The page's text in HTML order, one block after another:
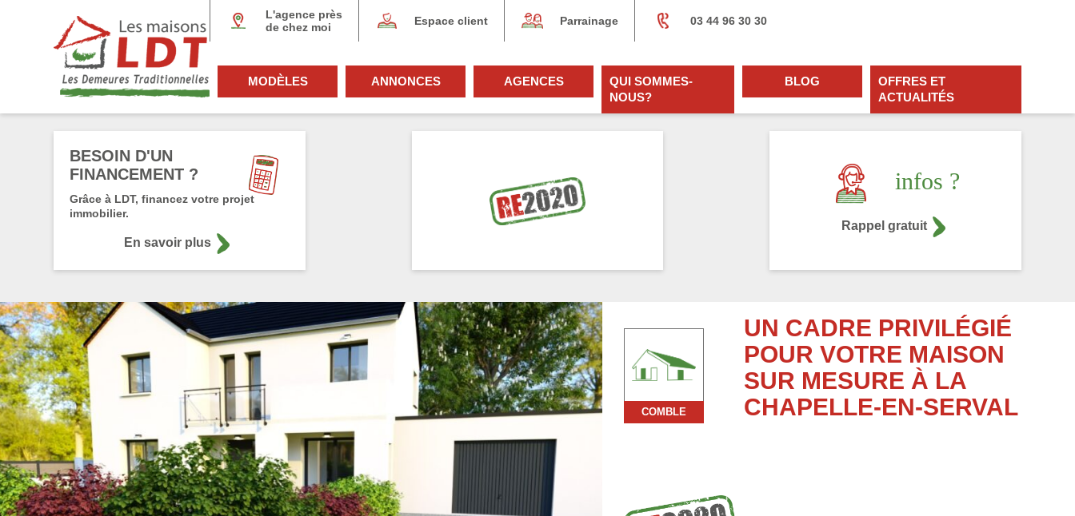
L'agence près
de chez moi
Espace client Parrainage 03 44 96 30 30
MODÈLES ANNONCES AGENCES
QUI SOMMES-
NOUS?
BLOG
OFFRES ET
ACTUALITÉS
BESOIN D'UN
FINANCEMENT ?
Grâce à LDT, financez votre projet
immobilier.
En savoir plus
infos ?
Rappel gratuit
COMBLE
UN CADRE PRIVILÉGIÉ
POUR VOTRE MAISON
SUR MESURE À LA
CHAPELLE-EN-SERVAL